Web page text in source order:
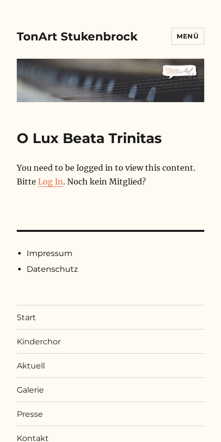
TonArt Stukenbrock MENÜ
O Lux Beata Trinitas
You need to be logged in to view this content.
BitteLog In. Noch kein Mitglied?
Impressum
Datenschutz
Start
Kinderchor
Aktuell
Galerie
Presse
Kontakt